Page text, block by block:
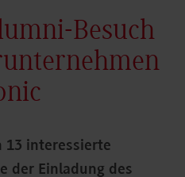
Besuch
13 interessierte
der Einladung des